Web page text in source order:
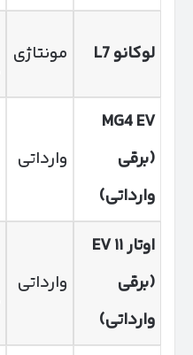
لوکانوL7 مونتاژی
MG4 EV
(برقی
وارداتی)
وارداتی
اوتار۱۱EV
(برقی
وارداتی)
وارداتی